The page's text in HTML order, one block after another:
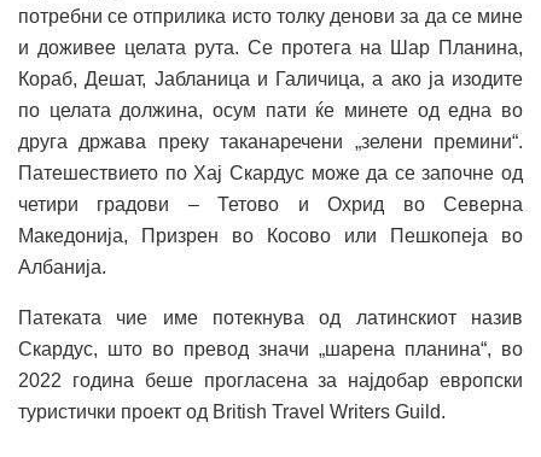
потребни се отприлика исто толку денови за да се мине
и доживее целата рута. Се протега на Шар Планина,
Кораб, Дешат, Јабланица и Галичица, а ако ја изодите
по целата должина, осум пати ќе минете од една во
друга држава преку таканаречени „зелени премини“.
Патешествието по Хај Скардус може да се започне од
четири градови – Тетово и Охрид во Северна
Македонија, Призрен во Косово или Пешкопеја во
Албанија.
Патеката чие име потекнува од латинскиот назив
Скардус, што во превод значи „шарена планина“, во
2022 година беше прогласена за најдобар европски
туристички проект од British Travel Writers Guild.